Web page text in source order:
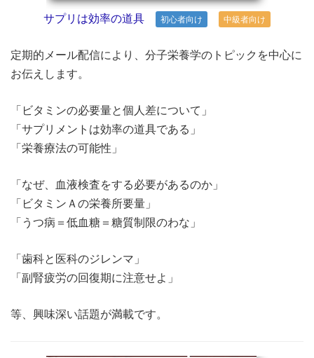
サプリは効率の道具 初心者向け 中級者向け
定期的メール配信により、分子栄養学のトピックを中心に
お伝えします。
「ビタミンの必要量と個人差について」
「サプリメントは効率の道具である」
「栄養療法の可能性」
「なぜ、血液検査をする必要があるのか」
「ビタミンＡの栄養所要量」
「うつ病＝低血糖＝糖質制限のわな」
「歯科と医科のジレンマ」
「副腎疲労の回復期に注意せよ」
等、興味深い話題が満載です。